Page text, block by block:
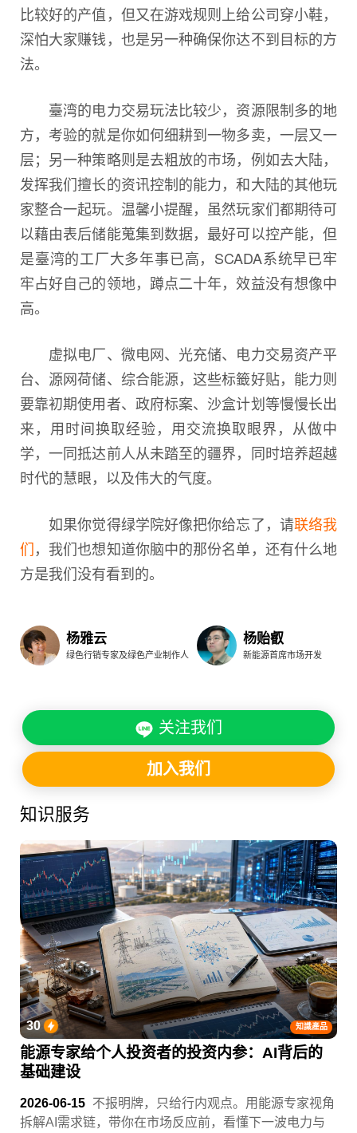
比较好的产值，但又在游戏规则上给公司穿小鞋，
深怕大家赚钱，也是另一种确保你达不到目标的方
法。
臺湾的电力交易玩法比较少，资源限制多的地
方，考验的就是你如何细耕到一物多卖，一层又一
层；另一种策略则是去粗放的市场，例如去大陆，
发挥我们擅长的资讯控制的能力，和大陆的其他玩
家整合一起玩。温馨小提醒，虽然玩家们都期待可
以藉由表后储能蒐集到数据，最好可以控产能，但
是臺湾的工厂大多年事已高，SCADA系统早已牢
牢占好自己的领地，蹲点二十年，效益没有想像中
高。
虚拟电厂、微电网、光充储、电力交易资产平
台、源网荷储、综合能源，这些标籤好贴，能力则
要靠初期使用者、政府标案、沙盒计划等慢慢长出
来，用时间换取经验，用交流换取眼界，从做中
学，一同抵达前人从未踏至的疆界，同时培养超越
时代的慧眼，以及伟大的气度。
如果你觉得绿学院好像把你给忘了，请联络我
们，我们也想知道你脑中的那份名单，还有什么地
方是我们没有看到的。
杨雅云
绿色行销专家及绿色产业制作人
杨贻叡
新能源首席市场开发
关注我们
加入我们
知识服务
知識產品
30
能源专家给个人投资者的投资内参：AI背后的
基础建设
2026-06-15 不报明牌，只给行内观点。用能源专家视角
拆解AI需求链，带你在市场反应前，看懂下一波电力与